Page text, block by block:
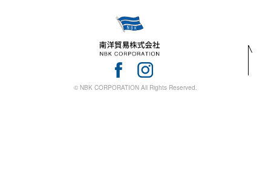
© NBK CORPORATION All Rights Reserved.